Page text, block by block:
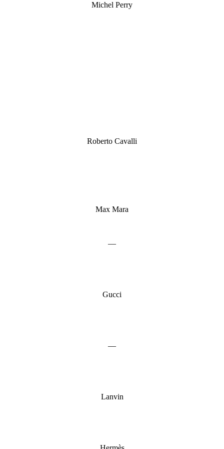
Michel Perry
Roberto Cavalli
Max Mara
—
Gucci
—
Lanvin